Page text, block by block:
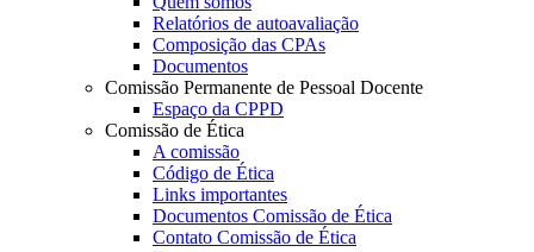
Relatórios de autoavaliação
Composição das CPAs
Documentos
Comissão Permanente de Pessoal Docente
Espaço da CPPD
Comissão de Ética
A comissão
Código de Ética
Links importantes
Documentos Comissão de Ética
Contato Comissão de Ética